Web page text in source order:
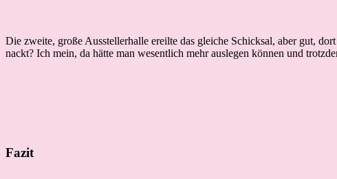
Die zweite, große Ausstellerhalle ereilte das gleiche Schicksal, aber gut,
nackt? Ich mein, da hätte man wesentlich mehr auslegen können und
Fazit